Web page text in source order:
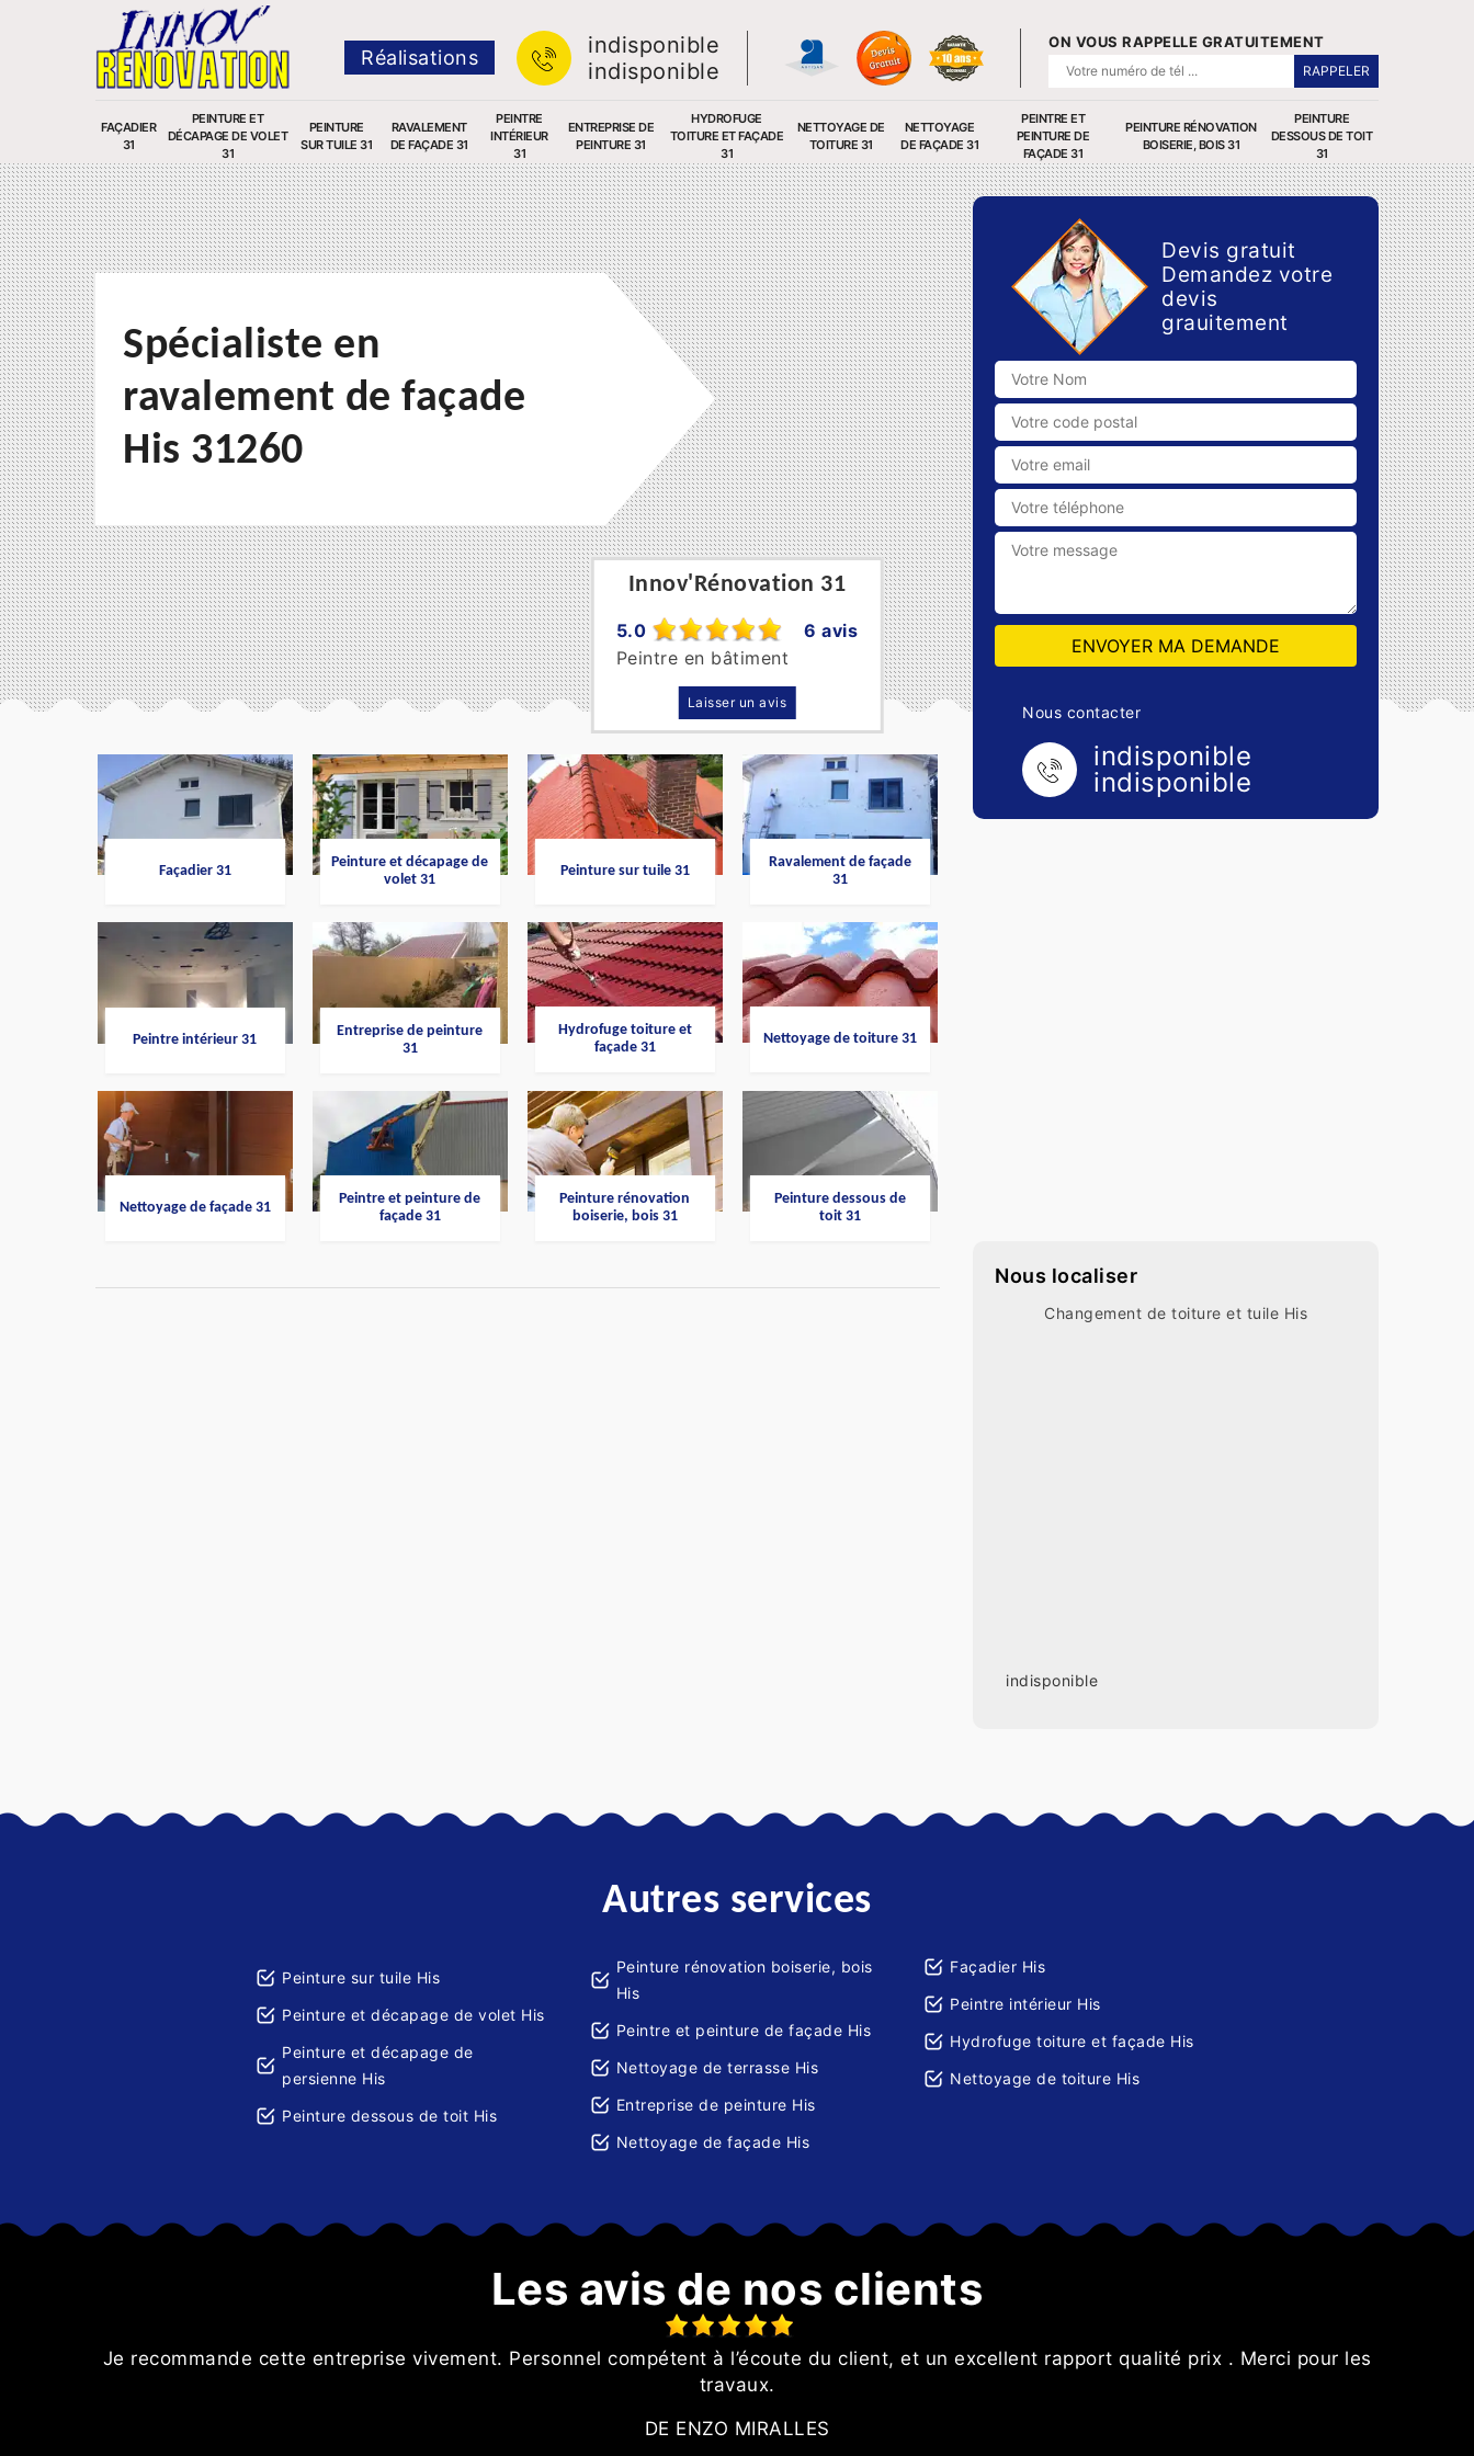
Réalisations
indisponible
indisponible
ON VOUS RAPPELLE GRATUITEMENT
FAÇADIER
31
PEINTURE ET
DÉCAPAGE DE VOLET
31
PEINTURE
SUR TUILE 31
RAVALEMENT
DE FAÇADE 31
PEINTRE
INTÉRIEUR
31
ENTREPRISE DE
PEINTURE 31
HYDROFUGE
TOITURE ET FAÇADE
31
NETTOYAGE DE
TOITURE 31
NETTOYAGE
DE FAÇADE 31
PEINTRE ET
PEINTURE DE
FAÇADE 31
PEINTURE RÉNOVATION
BOISERIE, BOIS 31
PEINTURE
DESSOUS DE TOIT
31
Innov'Rénovation 31
5.0
6 avis
Peintre en bâtiment
Laisser un avis
Spécialiste en
ravalement de façade
His 31260
Façadier 31
Peinture et décapage de
volet 31
Peinture sur tuile 31
Ravalement de façade
31
Peintre intérieur 31
Entreprise de peinture
31
Hydrofuge toiture et
façade 31
Nettoyage de toiture 31
Nettoyage de façade 31
Peintre et peinture de
façade 31
Peinture rénovation
boiserie, bois 31
Peinture dessous de
toit 31
Devis gratuit
Demandez votre
devis
grauitement
Nous contacter
indisponible
indisponible
Nous localiser
Changement de toiture et tuile His
indisponible
Autres services
Peinture sur tuile His
Peinture et décapage de volet His
Peinture et décapage de
persienne His
Peinture dessous de toit His
Peinture rénovation boiserie, bois
His
Peintre et peinture de façade His
Nettoyage de terrasse His
Entreprise de peinture His
Nettoyage de façade His
Façadier His
Peintre intérieur His
Hydrofuge toiture et façade His
Nettoyage de toiture His
Les avis de nos clients
Je recommande cette entreprise vivement. Personnel compétent à l’écoute du client, et un excellent rapport qualité prix . Merci pour les
travaux.
DE ENZO MIRALLES